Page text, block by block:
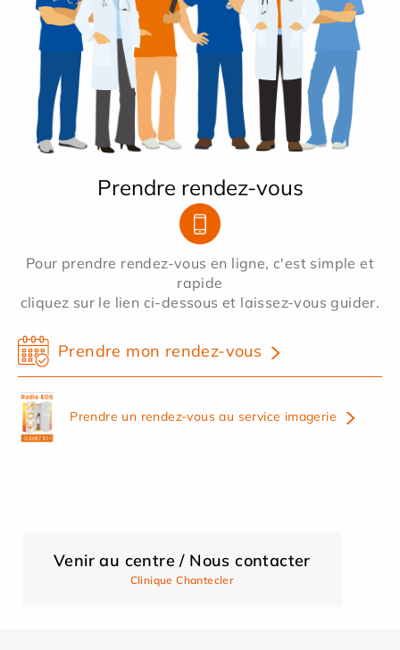
Prendre rendez-vous
Pour prendre rendez-vous en ligne, c'est simple et
rapide
cliquez sur le lien ci-dessous et laissez-vous guider.
Prendre mon rendez-vous
Prendre un rendez-vous au service imagerie
Venir au centre / Nous contacter
Clinique Chantecler